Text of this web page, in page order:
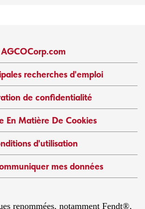
AGCOCorp.com
recherches d'emploi
de confidentialité
En Matière De Cookies
d'utilisation
mes données
renommées, notamment Fendt®,